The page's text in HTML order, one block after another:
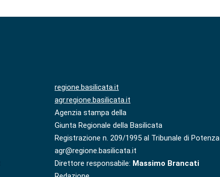
regione.basilicata.it
agr.regione.basilicata.it
Agenzia stampa della
Giunta Regionale della Basilicata
Registrazione n. 209/1995 al Tribunale di Potenza
agr@regione.basilicata.it
Direttore responsabile: Massimo Brancati